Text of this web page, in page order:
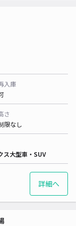
入庫
さ
限なし
ス大型車・SUV
詳細へ